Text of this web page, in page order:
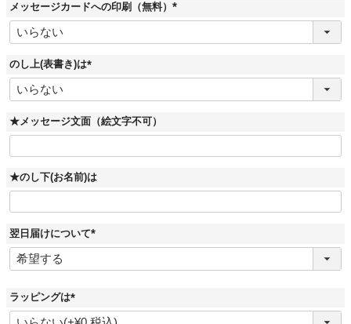
メッセージカードへの印刷（無料）
(
須
のし上(表書き)は
(
須
)
★メッセージ文面（絵文字不可）
★のし下(お名前)は
翌日届けについて
(
須
ラッピングは
(
必